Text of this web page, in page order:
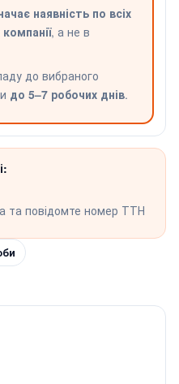
наявність по всіх
, а не в
до вибраного
до 5–7 робочих днів.
та повідомте номер ТТН